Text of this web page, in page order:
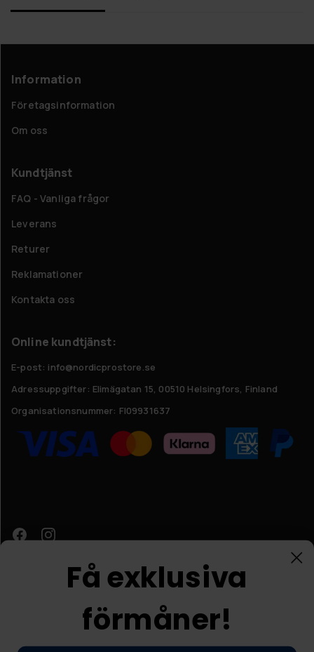
Information
Företagsinformation
Om oss
Kundtjänst
FAQ - Vanliga frågor
Leverans
Returer
Reklamationer
Kontakta oss
Online kundtjänst:
E-post: info@nordicprostore.se
Adressuppgifter: Elimägatan 15, 00510 Helsingfors, Finland
Organisationsnummer: FI09931637
Få exklusiva
förmåner!